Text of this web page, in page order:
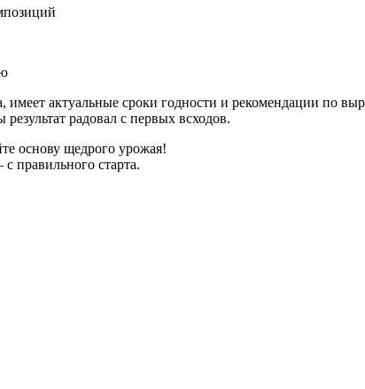
имеет актуальные сроки годности и рекомендации по
радовал с первых всходов.
основу щедрого урожая!
правильного старта.